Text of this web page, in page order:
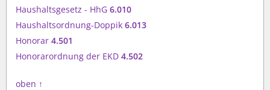
Haushaltsgesetz - HhG 6.010
Haushaltsordnung-Doppik 6.013
Honorar 4.501
Honorarordnung der EKD 4.502
oben ↑